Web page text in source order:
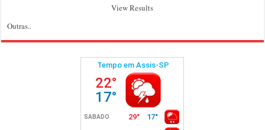
View Results
Outras..